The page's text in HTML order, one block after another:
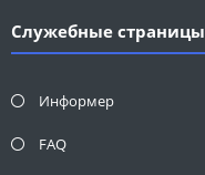
Служебные страницы
Информер
FAQ